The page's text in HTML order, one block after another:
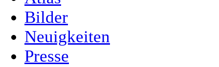
Bilder
Neuigkeiten
Presse